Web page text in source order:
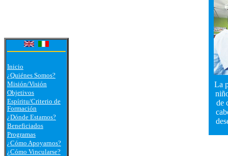
Inicio
¿Quiénes Somos?
Misión/Visión
Objetivos
Espíritu/Criterio de
Formación
¿Dónde Estamos?
Beneficiados
Programas
¿Cómo Apoyarnos?
¿Cómo Vincularse?
La
de